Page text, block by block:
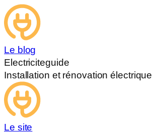
Le blog
Electriciteguide
Installation et rénovation électrique
Le site